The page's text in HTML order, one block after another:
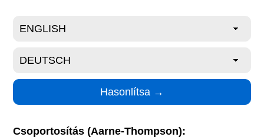
Csoportosítás (Aarne-Thompson):